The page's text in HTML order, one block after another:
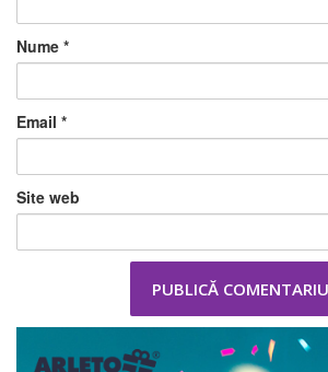
Nume *
Email *
Site web